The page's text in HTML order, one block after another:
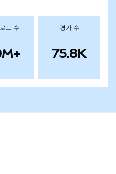
드 수 평가 수
75.8K